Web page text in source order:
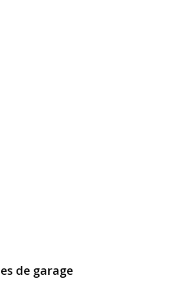
de garage